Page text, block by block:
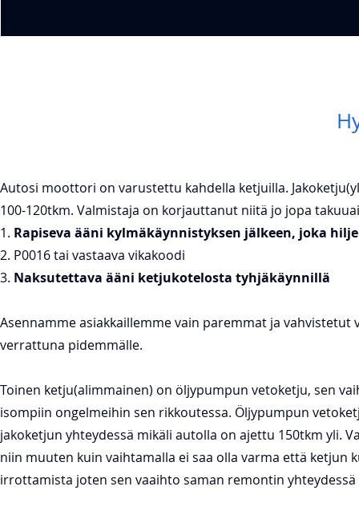
Autosi moottori on varustettu kahdella ketjuilla.
100-120tkm. Valmistaja on korjauttanut niitä jo jopa
1. Rapiseva ääni kylmäkäynnistyksen jälkeen, joka
2. P0016 tai vastaava vikakoodi
3. Naksutettava ääni ketjukotelosta tyhjäkäynnillä
Asennamme asiakkaillemme vain paremmat ja
verrattuna pidemmälle.
Toinen ketju(alimmainen) on öljypumpun vetoketju, sen
isompiin ongelmeihin sen rikkoutessa. Öljypumpun
jakoketjun yhteydessä mikäli autolla on ajettu 150tkm yli.
niin muuten kuin vaihtamalla ei saa olla varma että
irrottamista joten sen vaaihto saman remontin yhteydessä